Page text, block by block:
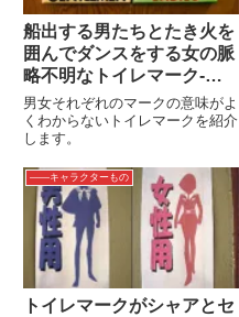
船出する男たちとたき火を
囲んでダンスをする女の脈
略不明なトイレマーク‐
No.940
男女それぞれのマークの意味がよ
くわからないトイレマークを紹介
します。
――キャラクターもの
トイレマークがシャアとセ